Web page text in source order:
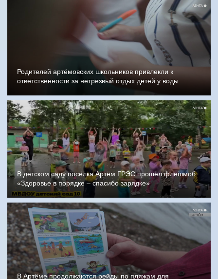
Родителей артёмовских школьников привлекли к
ответственности за нетрезвый отдых детей у воды
В детском саду посёлка Артём ГРЭС прошёл флешмоб
«Здоровье в порядке – спасибо зарядке»
В Артёме продолжаются рейды по пляжам для